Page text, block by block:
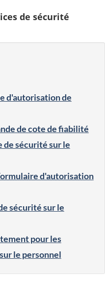
de sécurité
d'autorisation de
de cote de fiabilité
de sécurité sur le
d'autorisation
sécurité sur le
pour les
le personnel